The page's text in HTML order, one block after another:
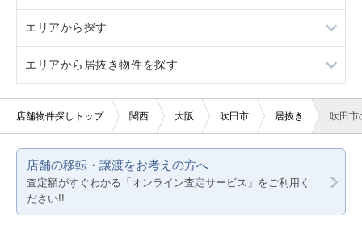
10坪以下
20坪以下
賃料10万円以下
バー・クラブ
美容室・理容室
サロン（マッサージ・エステ・ネイルなど）
物販・小売
ジム・教室・スタジオ
バー
和食
大阪市すべて
堺市すべて
大阪市都島区
大阪市此花区
大阪市西区
エリアから探す
大阪
京都
エリアから居抜き物件を探す
大阪
兵庫
店舗物件探しトップ 関西 大阪 吹田市 居抜き 吹田市
店舗の移転・譲渡をお考えの方へ
査定額がすぐわかる「オンライン査定サービス」をご利用く
ださい!!